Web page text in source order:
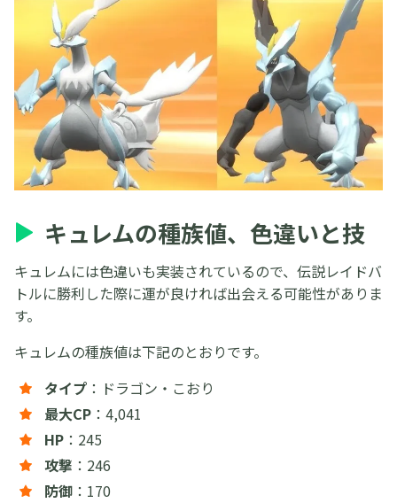
キュレムの種族値、色違いと技
キュレムには色違いも実装されているので、伝説レイドバ
トルに勝利した際に運が良ければ出会える可能性がありま
す。
キュレムの種族値は下記のとおりです。
タイプ ：ドラゴン・こおり
最大CP ：4,041
HP ：245
攻撃 ：246
防御 ：170